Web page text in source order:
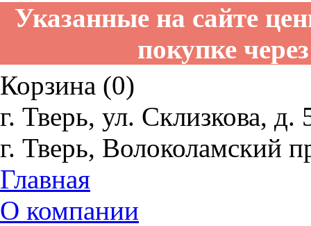
Указанные на сайте
покупке
Корзина (0)
г. Тверь, ул. Склизкова, д.
г. Тверь, Волоколамский
Главная
О компании